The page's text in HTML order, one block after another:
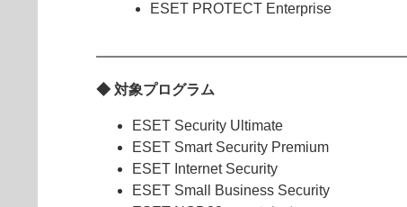
ESET PROTECT Enterprise
◆ 対象プログラム
ESET Security Ultimate
ESET Smart Security Premium
ESET Internet Security
ESET Small Business Security